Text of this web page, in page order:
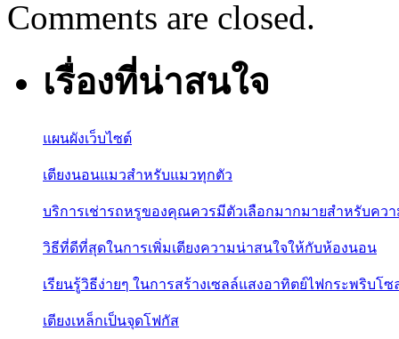
Comments are closed.
เรื่องที่น่าสนใจ
แผนผังเว็บไซต์
เตียงนอนแมวสำหรับแมวทุกตัว
บริการเช่ารถหรูของคุณควรมีตัวเลือกมากมายสำหรับคว
วิธีที่ดีที่สุดในการเพิ่มเตียงความน่าสนใจให้กับห้องนอน
เรียนรู้วิธีง่ายๆ ในการสร้างเซลล์แสงอาทิตย์ไฟกระพริบโซ
เตียงเหล็กเป็นจุดโฟกัส